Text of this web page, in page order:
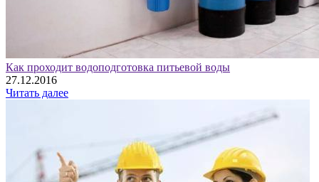
Как проходит водоподготовка питьевой воды
27.12.2016
Читать далее